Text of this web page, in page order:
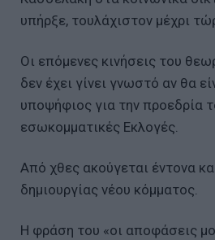
υπήρξε, τουλάχιστον μέχρι
Οι επόμενες κινήσεις του
δεν έχει γίνει γνωστό αν θα
υποψήφιος για την προεδρία
εσωκομματικές Εκλογές.
Από χθες ακούγεται έντονα
δημιουργίας νέου κόμματος.
Η φράση του «οι αποφάσεις